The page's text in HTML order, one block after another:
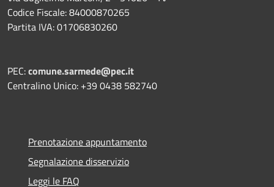
Codice Fiscale: 84000870265
Partita IVA: 01706830260
PEC:comune.sarmede@pec.it
Centralino Unico: +39 0438 582740
Prenotazione appuntamento
Segnalazione disservizio
Leggi le FAQ